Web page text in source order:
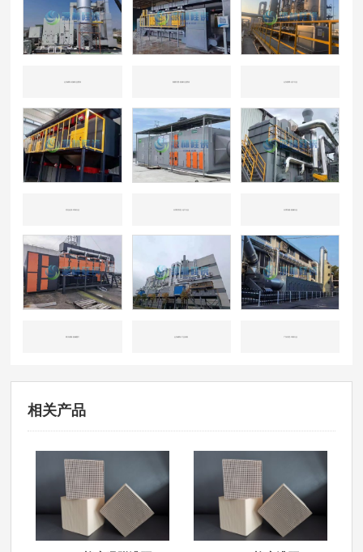
山东威海-机械行业喷涂 新疆兵团-机械行业喷涂 山东淄博-化工行业
河北沧州-环保行业 天津开发区-化工行业 天津东丽-机械行业
相关产品